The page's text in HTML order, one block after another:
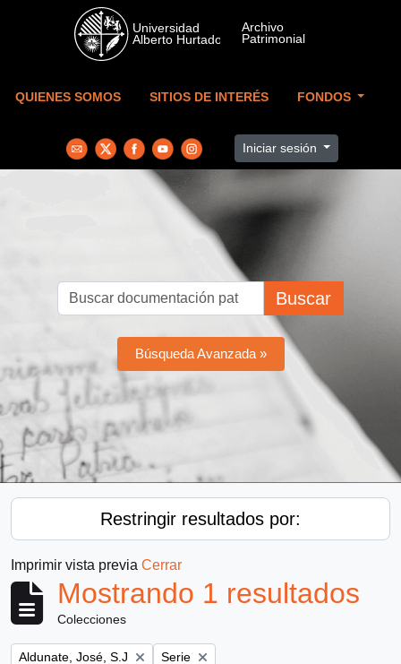
Skip to main content
QUIENES SOMOS SITIOS DE INTERÉS FONDOS
Iniciar sesión
Buscar
Búsqueda Avanzada »
Restringir resultados por:
Imprimir vista previa Cerrar
Mostrando 1 resultados
Colecciones
Remove filter:
Aldunate, José, S.J Remove filter:
Serie